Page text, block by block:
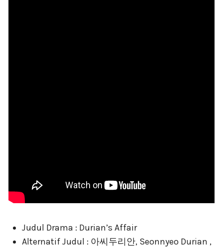
Judul Drama : Durian’s Affair
Alternatif Judul : 아씨두리안, Seonnyeo Durian ,